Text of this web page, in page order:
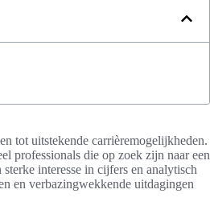
tot uitstekende carrièremogelijkheden.
professionals die op zoek zijn naar een
interesse in cijfers en analytisch
en verbazingwekkende uitdagingen